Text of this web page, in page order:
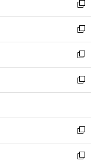
く
で
開
く
ド
ウ
で
開
く
ィ
ン
ド
ウ
で
開
く
い
ウ
ィ
ン
ド
ウ
で
開
新
し
い
ウ
ィ
ン
ド
ウ
開
く
新
し
い
ウ
ィ
ン
ウ
で
開
く
新
し
い
ウ
ン
ド
ウ
で
新
し
ウ
ィ
ン
ド
新
し
い
新